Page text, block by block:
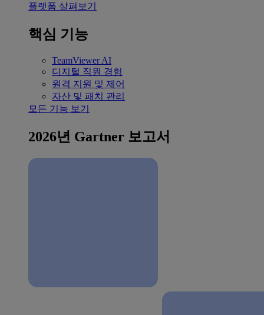
플랫폼 살펴보기
핵심 기능
TeamViewer AI
디지털 직원 경험
원격 지원 및 제어
자산 및 패치 관리
모든 기능 보기
2026년 Gartner 보고서